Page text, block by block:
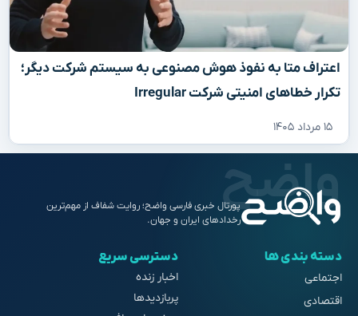
اعتراف متا به نفوذ هوش مصنوعی به سیستم شرکت دیگر؛
تکرار خطاهای امنیتی شرکت Irregular
۱۵ مرداد ۱۴۰۵
پورتال خبری فارسی واضح؛ روایت شفاف از مهم‌ترین
رخدادهای ایران و جهان.
دسته بندی ها
اجتماعی
اقتصادی
دسترسی سریع
اخبار زنده
پربازدیدها